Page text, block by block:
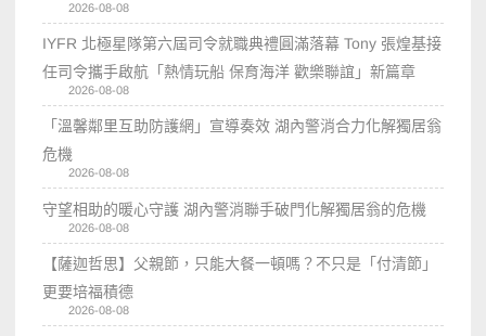
2026-08-08
IYFR 北極星隊第六屆司令就職典禮圓滿落幕 Tony 張煌基接
任司令攜手啟航「熱情玩船 保育海洋 歡樂聯誼」新篇章
2026-08-08
「溫馨鄰里互助防護網」宣導奏效 湖內警消合力化解獨居翁
危機
2026-08-08
守望相助的暖心守護 湖內警消聯手破門化解獨居翁的危機
2026-08-08
【薩迦哲思】父親節，只能大餐一頓嗎？不只是「付清節」
更要培福積德
2026-08-08